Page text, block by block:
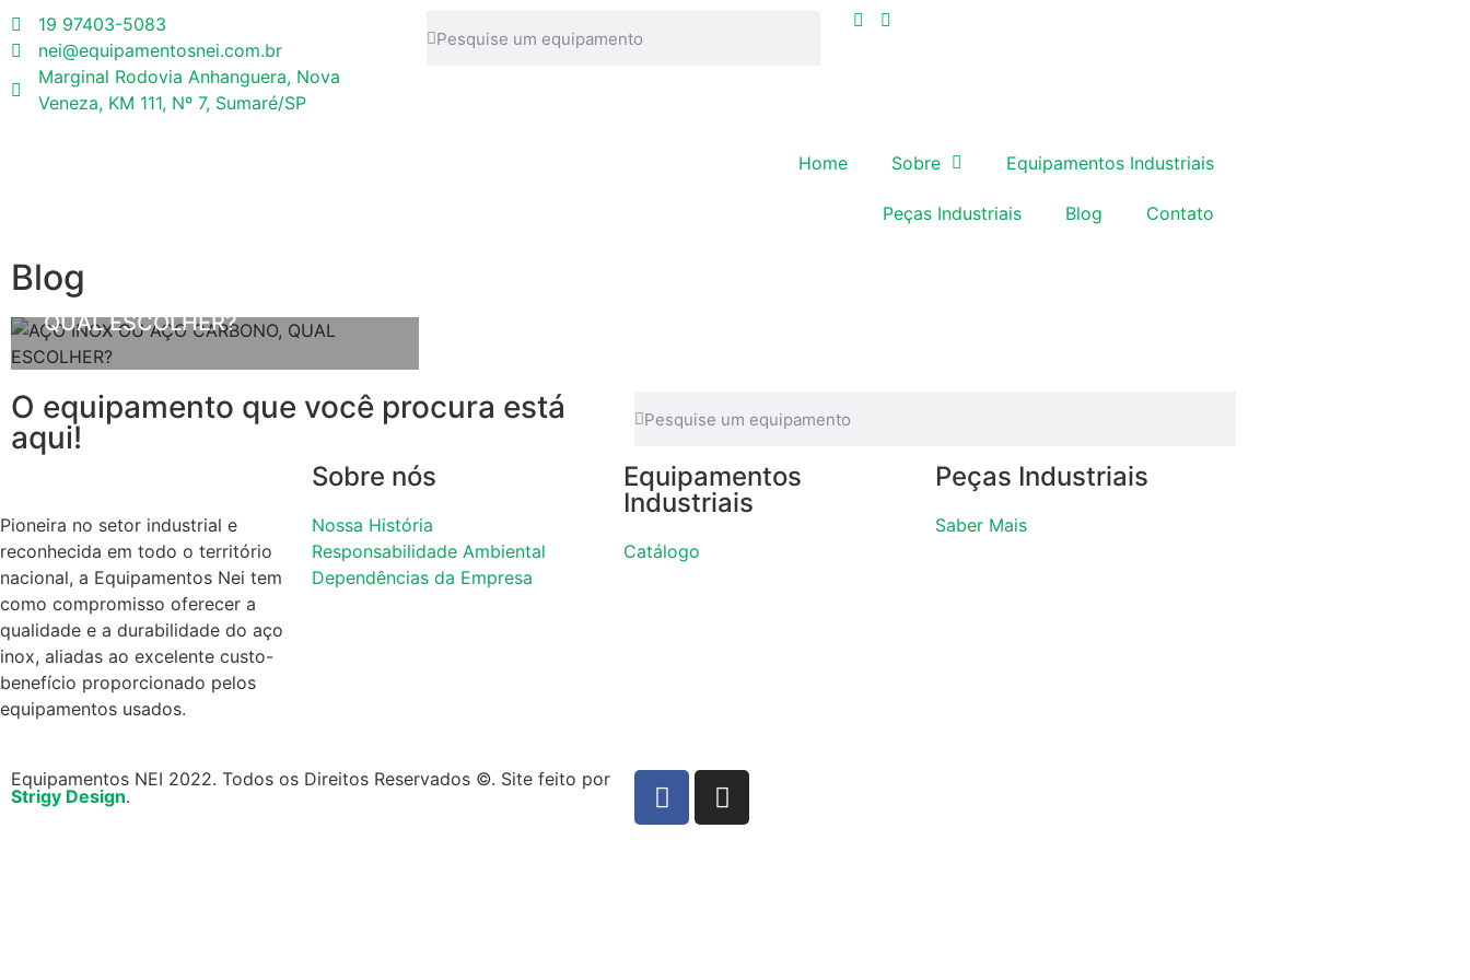
19 97403-5083
nei@equipamentosnei.com.br
Marginal Rodovia Anhanguera, Nova
Veneza, KM 111, Nº 7, Sumaré/SP
Home Sobre Equipamentos Industriais
Peças Industriais Blog Contato
Blog
AÇO INOX OU AÇO CARBONO,
QUAL ESCOLHER?
O equipamento que você procura está
aqui!
Pioneira no setor industrial e
reconhecida em todo o território
nacional, a Equipamentos Nei tem
como compromisso oferecer a
qualidade e a durabilidade do aço
inox, aliadas ao excelente custo-
benefício proporcionado pelos
equipamentos usados.
Sobre nós
Nossa História
Responsabilidade Ambiental
Dependências da Empresa
Equipamentos
Industriais
Catálogo
Peças Industriais
Saber Mais
Equipamentos NEI 2022. Todos os Direitos Reservados ©. Site feito por
Strigy Design.